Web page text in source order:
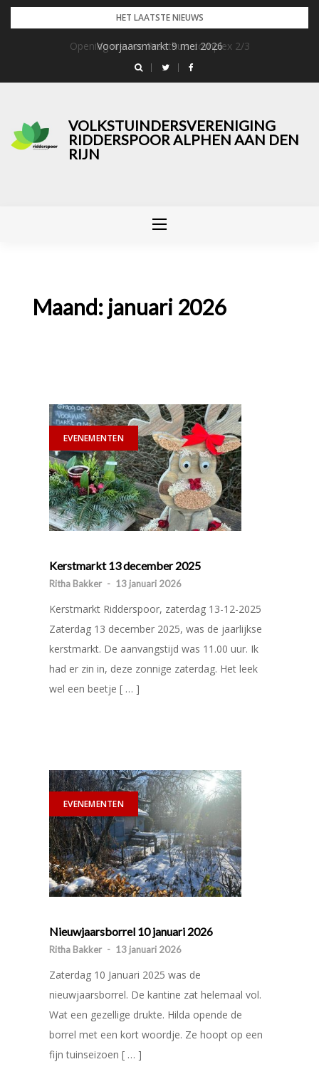
Skip
HET LAATSTE NIEUWS
Opening nieuwe Praathuis complex 2/3
Voorjaarsmarkt 9 mei 2026
VOLKSTUINDERSVERENIGING
RIDDERSPOOR ALPHEN AAN DEN
RIJN
Maand: januari 2026
EVENEMENTEN
Kerstmarkt 13 december 2025
Ritha Bakker - 13 januari 2026
Kerstmarkt Ridderspoor, zaterdag 13-12-2025
Zaterdag 13 december 2025, was de jaarlijkse
kerstmarkt. De aanvangstijd was 11.00 uur. Ik
had er zin in, deze zonnige zaterdag. Het leek
wel een beetje [ … ]
EVENEMENTEN
Nieuwjaarsborrel 10 januari 2026
Ritha Bakker - 13 januari 2026
Zaterdag 10 Januari 2025 was de
nieuwjaarsborrel. De kantine zat helemaal vol.
Wat een gezellige drukte. Hilda opende de
borrel met een kort woordje. Ze hoopt op een
fijn tuinseizoen [ … ]